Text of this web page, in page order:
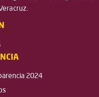
2024